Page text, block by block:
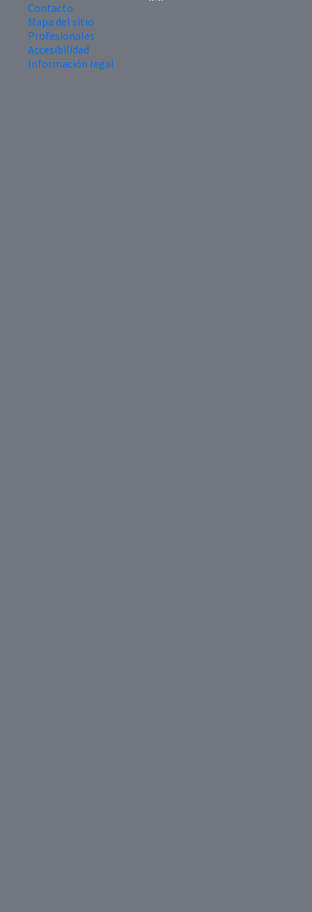
Contacto
Mapa del sitio
Profesionales
Accesibilidad
Información legal